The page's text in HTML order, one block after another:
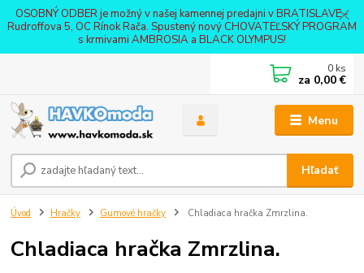
OSOBNÝ ODBER je možný v našej kamennej predajni v BRATISLAVE -
Rudroffova 5, OC Rínok Rača. Spustený nový CHOVATEĽSKÝ PROGRAM
s krmivami AMBROSIA a BLACK OLYMPUS!
Menu
Hľadať
0 ks
za 0,00 €
Úvod Hračky Gumové hračky Chladiaca hračka Zmrzlina.
Chladiaca hračka Zmrzlina.